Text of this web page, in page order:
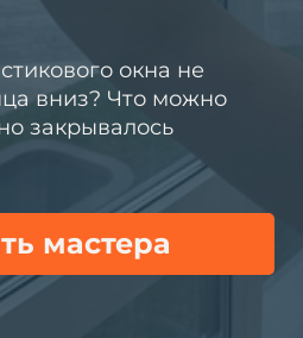
окна не
вниз? Что можно
закрывалось
мастера